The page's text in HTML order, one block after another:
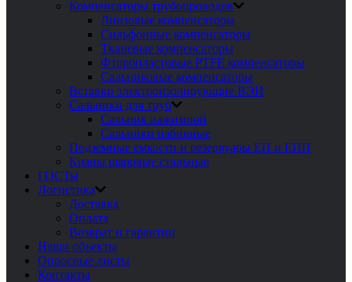
Компенсаторы трубопроводов
Линзовые компенсаторы
Сильфонные компенсаторы
Тканевые компенсаторы
Фторопластовые PTFE компенсаторы
Сальниковые компенсаторы
Вставки электроизолирующие ВЭИ
Сальники для труб
Сальник нажимной
Сальники набивные
Подземные емкости и резервуары ЕП и ЕПП
Краны шаровые стальные
ГОСТы
Логистика
Доставка
Оплата
Возврат и гарантии
Наши объекты
Опросные листы
Контакты